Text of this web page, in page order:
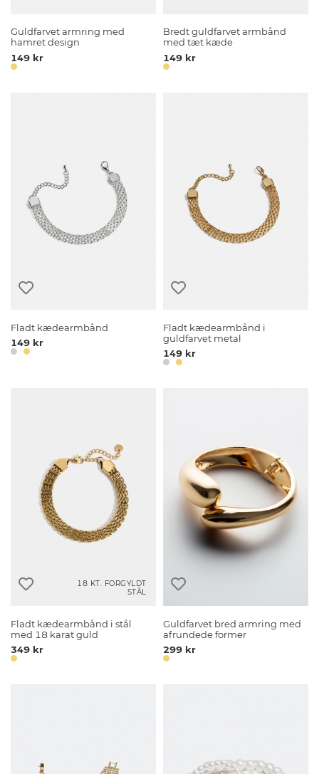
Guldfarvet armring med
hamret design
149 kr
Bredt guldfarvet armbånd
med tæt kæde
149 kr
Fladt kædearmbånd
149 kr
Fladt kædearmbånd i
guldfarvet metal
149 kr
18 KT. FORGYLDT
STÅL
Fladt kædearmbånd i stål
med 18 karat guld
349 kr
Guldfarvet bred armring med
afrundede former
299 kr